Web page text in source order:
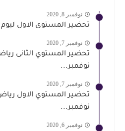
نوفمبر 8, 2020
تحضير المستوى الاول ليوم
نوفمبر 7, 2020
نوفمبر...
نوفمبر 7, 2020
نوفمبر...
نوفمبر 6, 2020